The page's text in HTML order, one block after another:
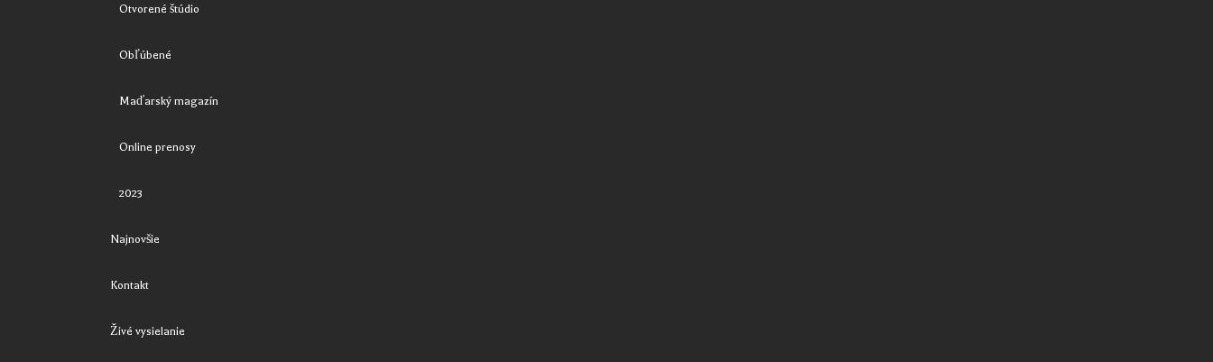
Otvorené štúdio
Obľúbené
Maďarský magazín
Online prenosy
2023
Najnovšie
Kontakt
Živé vysielanie